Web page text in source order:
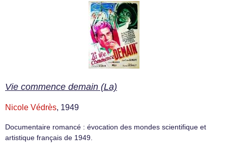
Vie commence demain (La)
Nicole Védrès, 1949
Documentaire romancé : évocation des mondes scientifique et
artistique français de 1949.